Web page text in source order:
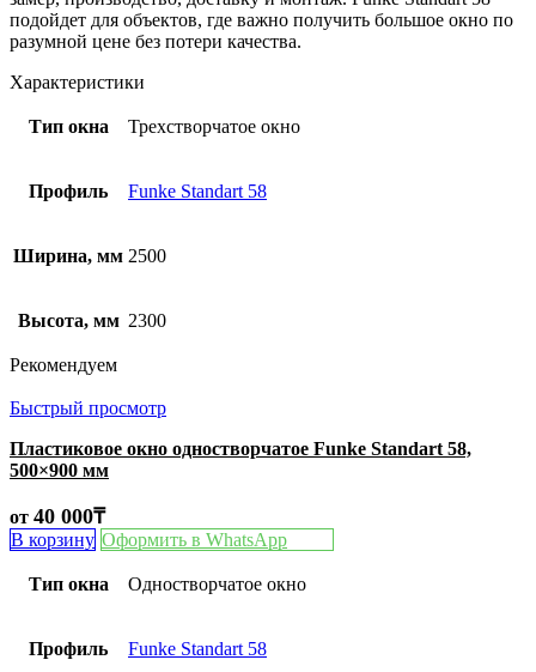
подойдет для объектов, где важно получить большое окно по
разумной цене без потери качества.
Характеристики
Тип окна Трехстворчатое окно
Профиль Funke Standart 58
Ширина, мм 2500
Высота, мм 2300
Рекомендуем
Быстрый просмотр
Пластиковое окно одностворчатое Funke Standart 58,
500×900 мм
от 40 000₸
В корзину Оформить в WhatsApp
Тип окна Одностворчатое окно
Профиль Funke Standart 58